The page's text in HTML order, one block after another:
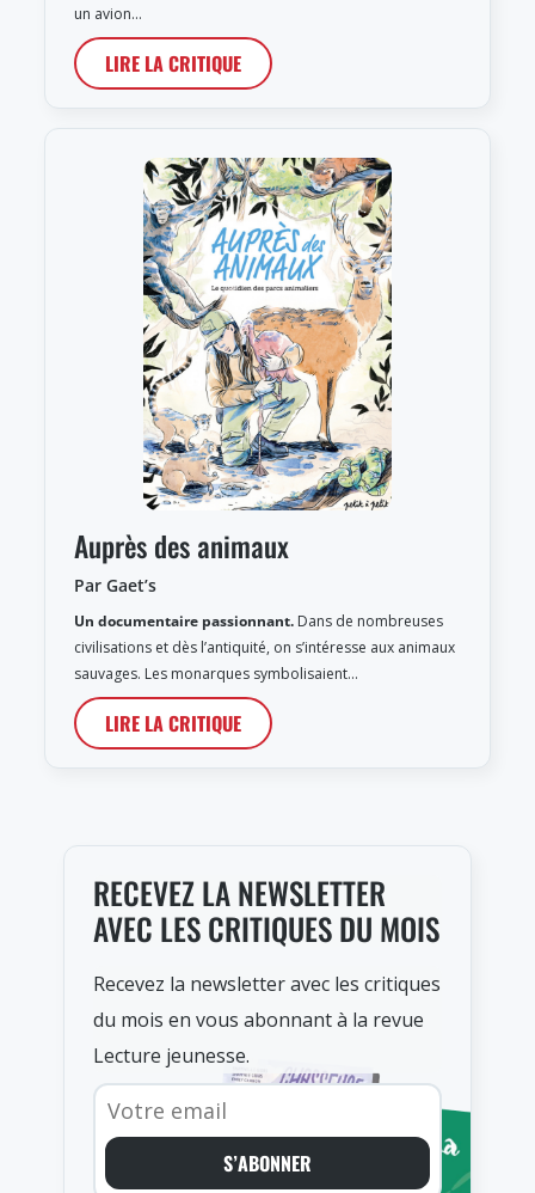
un avion…
LIRE LA CRITIQUE
Auprès des animaux
Par Gaet’s
Un documentaire passionnant. Dans de nombreuses
civilisations et dès l’antiquité, on s’intéresse aux animaux
sauvages. Les monarques symbolisaient…
LIRE LA CRITIQUE
RECEVEZ LA NEWSLETTER
AVEC LES CRITIQUES DU MOIS
Recevez la newsletter avec les critiques
du mois en vous abonnant à la revue
Lecture jeunesse.
S’ABONNER